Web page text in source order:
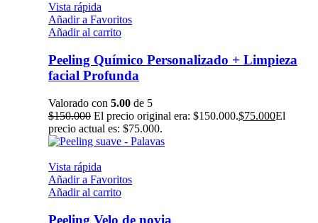
Vista rápida
Añadir a Favoritos
Añadir al carrito
Peeling Químico Personalizado + Limpieza
facial Profunda
Valorado con 5.00 de 5
$150.000 El precio original era: $150.000.$75.000El
precio actual es: $75.000.
Vista rápida
Añadir a Favoritos
Añadir al carrito
Peeling Velo de novia